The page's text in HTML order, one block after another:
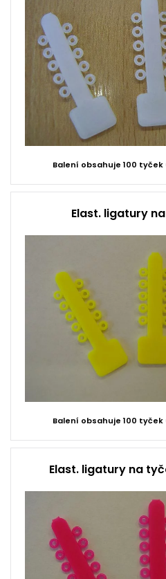
Balení obsahuje 100
Elast. ligatury
Balení obsahuje 100
Elast. ligatury na